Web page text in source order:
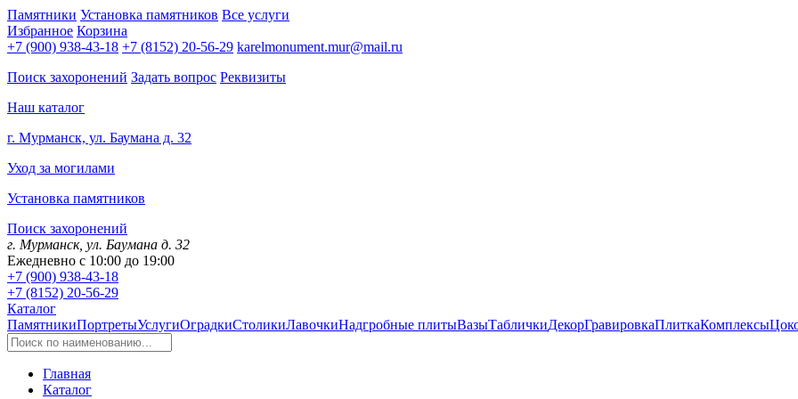
Памятники Установка памятников Все услуги
Избранное Корзина
+7 (900) 938-43-18 +7 (8152) 20-56-29 karelmonument.mur@mail.ru
Поиск захоронений Задать вопрос Реквизиты
Наш каталог
г. Мурманск, ул. Баумана д. 32
Уход за могилами
Установка памятников
Поиск захоронений
г. Мурманск, ул. Баумана д. 32
Ежедневно с 10:00 до 19:00
+7 (900) 938-43-18
+7 (8152) 20-56-29
Каталог
ПамятникиПортретыУслугиОградкиСтоликиЛавочкиНадгробные плитыВазыТабличкиДекорГравировкаПлиткаКомплексы
Главная
Каталог